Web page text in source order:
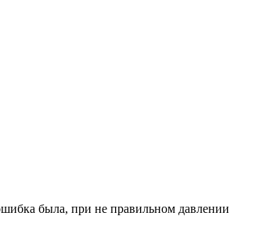
была, при не правильном давлении